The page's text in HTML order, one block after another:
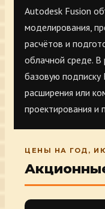
Autodesk Fusion
моделирования,
расчётов и
облачной среде.
базовую подписку
расширения или
проектирования и
ЦЕНЫ НА ГОД,